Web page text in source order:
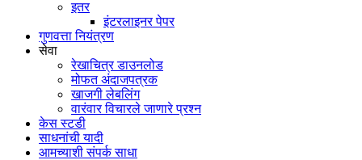
इतर
इंटरलाइनर पेपर
गुणवत्ता नियंत्रण
सेवा
रेखाचित्र डाउनलोड
मोफत अंदाजपत्रक
खाजगी लेबलिंग
वारंवार विचारले जाणारे प्रश्न
केस स्टडी
साधनांची यादी
आमच्याशी संपर्क साधा